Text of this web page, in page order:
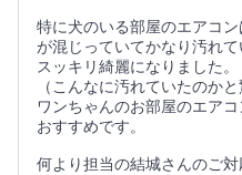
特に犬のいる部屋のエアコ
が混じっていてかなり汚れ
スッキリ綺麗になりました。
（こんなに汚れていたのかと
ワンちゃんのお部屋のエア
おすすめです。
何より担当の結城さんのご